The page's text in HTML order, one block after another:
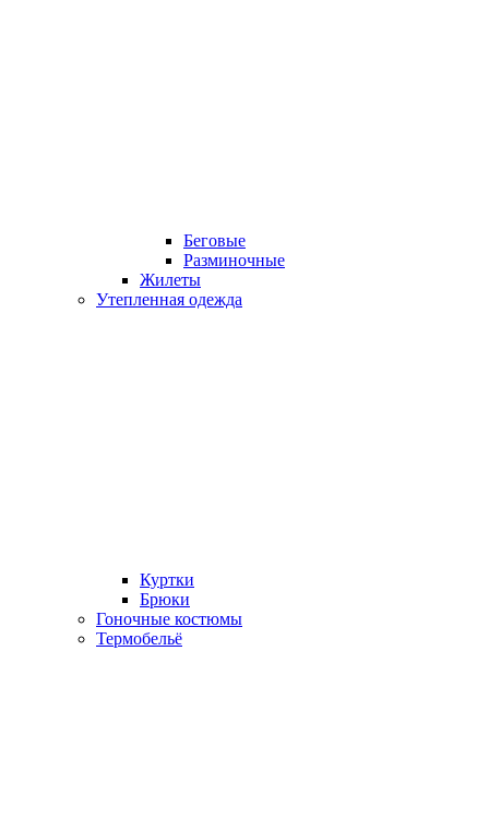
Беговые
Разминочные
Жилеты
Утепленная одежда
Куртки
Брюки
Гоночные костюмы
Термобельё